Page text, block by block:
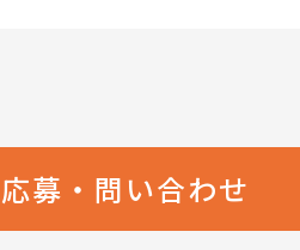
募・問い合わせ